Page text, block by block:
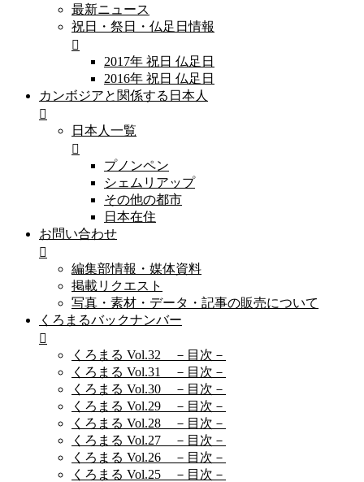
最新ニュース
祝日・祭日・仏足日情報
2017年 祝日 仏足日
2016年 祝日 仏足日
カンボジアと関係する日本人
日本人一覧
プノンペン
シェムリアップ
その他の都市
日本在住
お問い合わせ
編集部情報・媒体資料
掲載リクエスト
写真・素材・データ・記事の販売について
くろまるバックナンバー
くろまる Vol.32 －目次－
くろまる Vol.31 －目次－
くろまる Vol.30 －目次－
くろまる Vol.29 －目次－
くろまる Vol.28 －目次－
くろまる Vol.27 －目次－
くろまる Vol.26 －目次－
くろまる Vol.25 －目次－